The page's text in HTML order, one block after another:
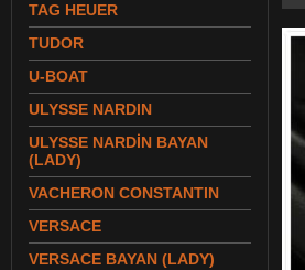
TAG HEUER
TUDOR
U-BOAT
ULYSSE NARDIN
ULYSSE NARDİN BAYAN
(LADY)
VACHERON CONSTANTIN
VERSACE
VERSACE BAYAN (LADY)